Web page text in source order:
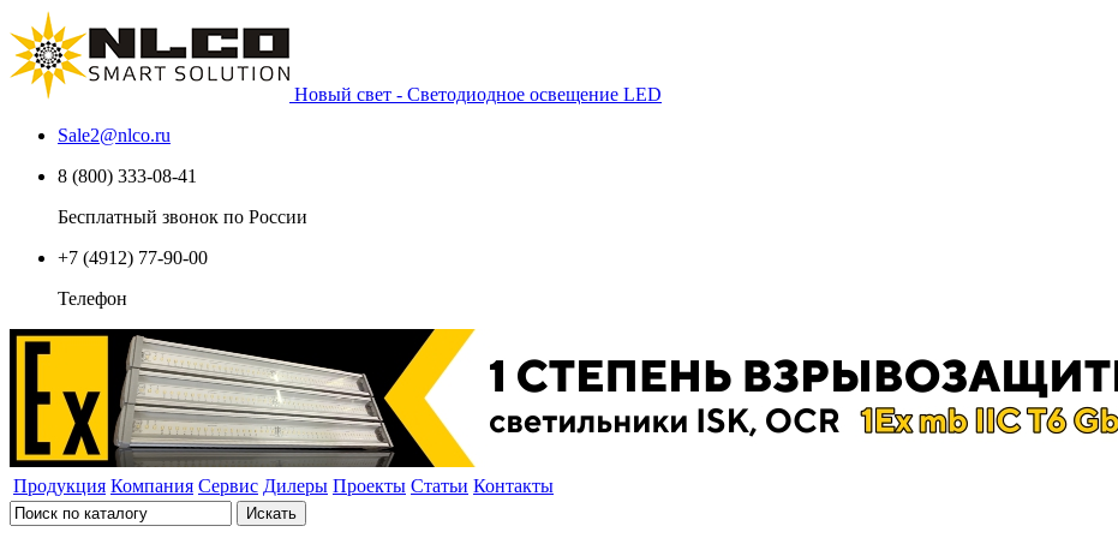
Новый свет - Светодиодное освещение LED
Sale2@nlco.ru
8 (800) 333-08-41
Бесплатный звонок по России
+7 (4912) 77-90-00
Телефон
Продукция Компания Сервис Дилеры Проекты Статьи Контакты